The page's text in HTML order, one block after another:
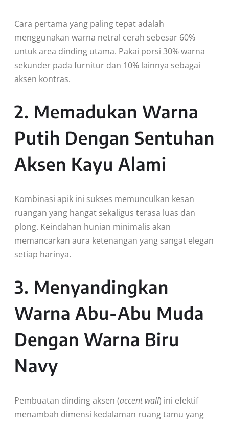
Cara pertama yang paling tepat adalah
menggunakan warna netral cerah sebesar 60%
untuk area dinding utama. Pakai porsi 30% warna
sekunder pada furnitur dan 10% lainnya sebagai
aksen kontras.
2. Memadukan Warna
Putih Dengan Sentuhan
Aksen Kayu Alami
Kombinasi apik ini sukses memunculkan kesan
ruangan yang hangat sekaligus terasa luas dan
plong. Keindahan hunian minimalis akan
memancarkan aura ketenangan yang sangat elegan
setiap harinya.
3. Menyandingkan
Warna Abu-Abu Muda
Dengan Warna Biru
Navy
Pembuatan dinding aksen (accent wall) ini efektif
menambah dimensi kedalaman ruang tamu yang